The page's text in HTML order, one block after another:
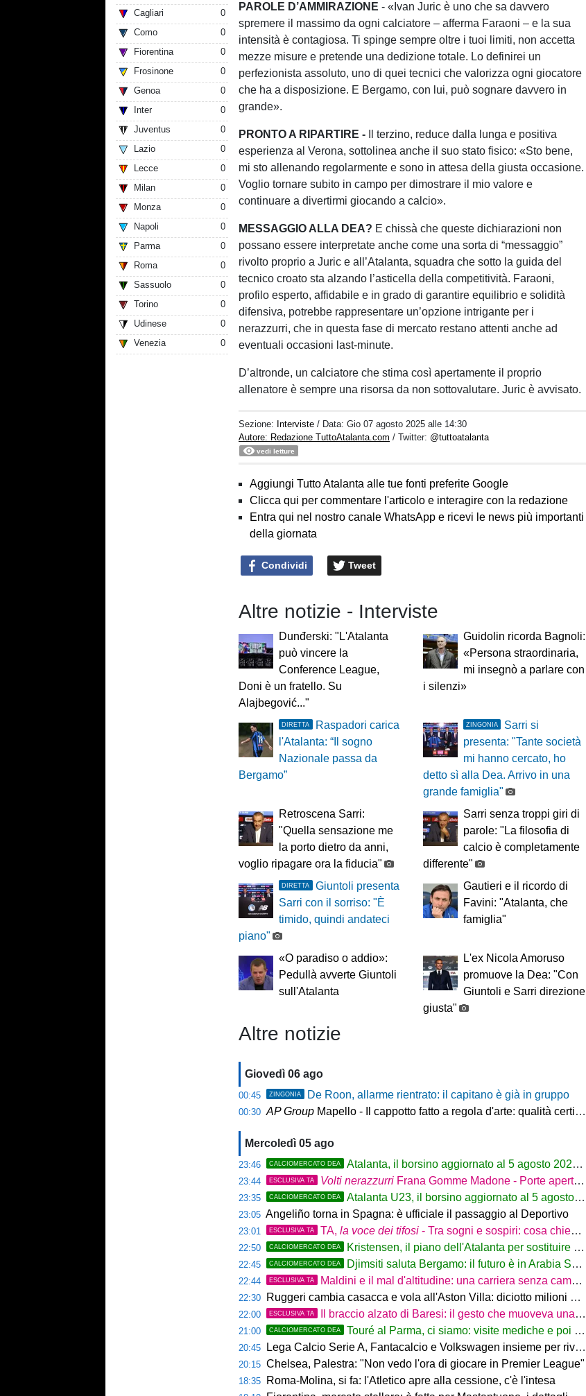
Cagliari
0
Como
0
Fiorentina
0
Frosinone
0
Genoa
0
Inter
0
Juventus
0
Lazio
0
Lecce
0
Milan
0
Monza
0
Napoli
0
Parma
0
Roma
0
Sassuolo
0
Torino
0
Udinese
0
Venezia
0
PAROLE D’AMMIRAZIONE - «Ivan Juric è uno che sa davvero
spremere il massimo da ogni calciatore – afferma Faraoni – e la sua
intensità è contagiosa. Ti spinge sempre oltre i tuoi limiti, non accetta
mezze misure e pretende una dedizione totale. Lo definirei un
perfezionista assoluto, uno di quei tecnici che valorizza ogni giocatore
che ha a disposizione. E Bergamo, con lui, può sognare davvero in
grande».
PRONTO A RIPARTIRE - Il terzino, reduce dalla lunga e positiva
esperienza al Verona, sottolinea anche il suo stato fisico: «Sto bene,
mi sto allenando regolarmente e sono in attesa della giusta occasione.
Voglio tornare subito in campo per dimostrare il mio valore e
continuare a divertirmi giocando a calcio».
MESSAGGIO ALLA DEA? E chissà che queste dichiarazioni non
possano essere interpretate anche come una sorta di “messaggio”
rivolto proprio a Juric e all’Atalanta, squadra che sotto la guida del
tecnico croato sta alzando l’asticella della competitività. Faraoni,
profilo esperto, affidabile e in grado di garantire equilibrio e solidità
difensiva, potrebbe rappresentare un’opzione intrigante per i
nerazzurri, che in questa fase di mercato restano attenti anche ad
eventuali occasioni last-minute.
D’altronde, un calciatore che stima così apertamente il proprio
allenatore è sempre una risorsa da non sottovalutare. Juric è avvisato.
Sezione: Interviste / Data:Gio 07 agosto 2025 alle 14:30
Autore: Redazione TuttoAtalanta.com / Twitter: @tuttoatalanta
vedi letture
Aggiungi Tutto Atalanta alle tue fonti preferite Google
Clicca qui per commentare l'articolo e interagire con la redazione
Entra qui nel nostro canale WhatsApp e ricevi le news più importanti
della giornata
Condividi Tweet
Altre notizie - Interviste
Dunđerski: "L'Atalanta
può vincere la
Conference League,
Doni è un fratello. Su
Alajbegović..."
Guidolin ricorda Bagnoli:
«Persona straordinaria,
mi insegnò a parlare con
i silenzi»
DIRETTA
Raspadori carica
l'Atalanta: “Il sogno
Nazionale passa da
Bergamo”
ZINGONIA
Sarri si
presenta: "Tante società
mi hanno cercato, ho
detto sì alla Dea. Arrivo in una
grande famiglia"
Retroscena Sarri:
"Quella sensazione me
la porto dietro da anni,
voglio ripagare ora la fiducia"
Sarri senza troppi giri di
parole: "La filosofia di
calcio è completamente
differente"
DIRETTA
Giuntoli presenta
Sarri con il sorriso: "È
timido, quindi andateci
piano"
Gautieri e il ricordo di
Favini: "Atalanta, che
famiglia"
«O paradiso o addio»:
Pedullà avverte Giuntoli
sull'Atalanta
L'ex Nicola Amoruso
promuove la Dea: "Con
Giuntoli e Sarri direzione
giusta"
Altre notizie
Giovedì 06 ago
00:45 ZINGONIA De Roon, allarme rientrato: il capitano è già in gruppo
00:30 AP Group Mapello - Il cappotto fatto a regola d'arte: qualità certificata ICMQ
Mercoledì 05 ago
23:46 CALCIOMERCATO DEA Atalanta, il borsino aggiornato al 5 agosto 2026: mercato in entrata ancora in
23:44 ESCLUSIVA TA Volti nerazzurri Frana Gomme Madone - Porte aperte alla New Balance Arena: i volti dei tifosi della Dea
23:35 CALCIOMERCATO DEA Atalanta U23, il borsino aggiornato al 5 agosto 2026. Cantiere aperto per Beati
23:05 Angeliño torna in Spagna: è ufficiale il passaggio al Deportivo
23:01 ESCLUSIVA TA TA,la voce dei tifosi - Tra sogni e sospiri: cosa chiedono davvero i tifosi dell'Atalanta
22:50 CALCIOMERCATO DEA Kristensen, il piano dell'Atalanta per sostituire Djimsiti
22:45 CALCIOMERCATO DEA Djimsiti saluta Bergamo: il futuro è in Arabia Saudita! Tre milioni e firma biennale
22:44 ESCLUSIVA TA Maldini e il mal d'altitudine: una carriera senza campi base
22:30 Ruggeri cambia casacca e vola all'Aston Villa: diciotto milioni più bonus
22:00 ESCLUSIVA TA Il braccio alzato di Baresi: il gesto che muoveva una difesa intera
21:00 CALCIOMERCATO DEA Touré al Parma, ci siamo: visite mediche e poi la firma
20:45 Lega Calcio Serie A, Fantacalcio e Volkswagen insieme per rivoluzionare l’esperienza dei fantallenatori
20:15 Chelsea, Palestra: "Non vedo l'ora di giocare in Premier League"
18:35 Roma-Molina, si fa: l'Atletico apre alla cessione, c'è l'intesa